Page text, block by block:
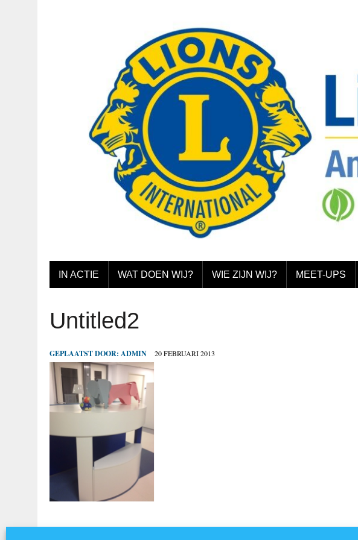
IN ACTIE WAT DOEN WIJ? WIE ZIJN WIJ? MEET-UPS
Untitled2
GEPLAATST DOOR: ADMIN 20 FEBRUARI 2013